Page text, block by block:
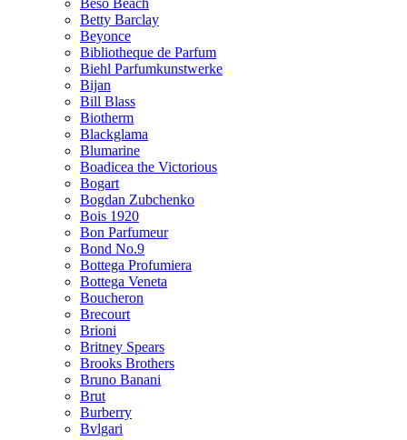
Beso Beach
Betty Barclay
Beyonce
Bibliotheque de Parfum
Biehl Parfumkunstwerke
Bijan
Bill Blass
Biotherm
Blackglama
Blumarine
Boadicea the Victorious
Bogart
Bogdan Zubchenko
Bois 1920
Bon Parfumeur
Bond No.9
Bottega Profumiera
Bottega Veneta
Boucheron
Brecourt
Brioni
Britney Spears
Brooks Brothers
Bruno Banani
Brut
Burberry
Bvlgari